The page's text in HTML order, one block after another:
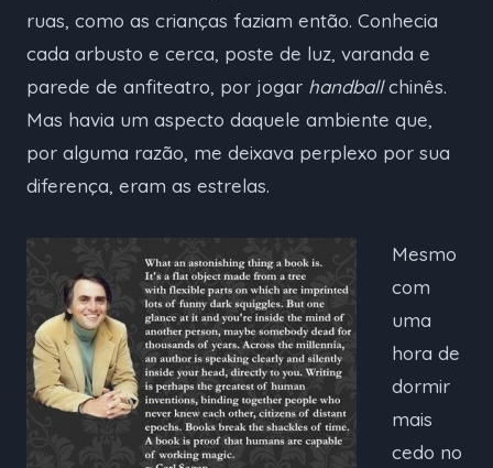
ruas, como as crianças faziam então. Conhecia
cada arbusto e cerca, poste de luz, varanda e
parede de anfiteatro, por jogar handballchinês.
Mas havia um aspecto daquele ambiente que,
por alguma razão, me deixava perplexo por sua
diferença, eram as estrelas.
Mesmo
com
uma
hora de
dormir
mais
cedo no